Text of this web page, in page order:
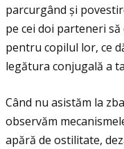
parcurgând și
pe cei doi parteneri
pentru copilul lor, ce
legătura conjugală a
Când nu asistăm la
observăm
apără de ostilitate,